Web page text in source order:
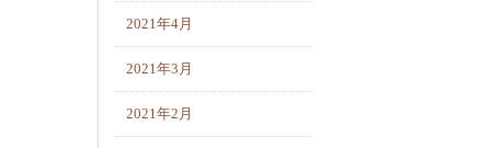
2021年4月
2021年3月
2021年2月